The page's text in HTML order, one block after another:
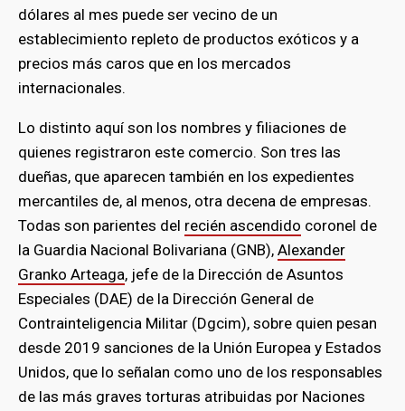
dólares al mes puede ser vecino de un
establecimiento repleto de productos exóticos y a
precios más caros que en los mercados
internacionales.
Lo distinto aquí son los nombres y filiaciones de
quienes registraron este comercio. Son tres las
dueñas, que aparecen también en los expedientes
mercantiles de, al menos, otra decena de empresas.
Todas son parientes del recién ascendido coronel de
la Guardia Nacional Bolivariana (GNB), Alexander
Granko Arteaga, jefe de la Dirección de Asuntos
Especiales (DAE) de la Dirección General de
Contrainteligencia Militar (Dgcim), sobre quien pesan
desde 2019 sanciones de la Unión Europea y Estados
Unidos, que lo señalan como uno de los responsables
de las más graves torturas atribuidas por Naciones